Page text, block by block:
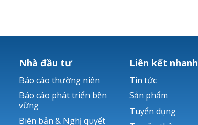
Nhà đầu tư
Báo cáo thường niên
Báo cáo phát triển bền
vững
Biên bản & Nghị quyết
Liên kết nhanh
Tin tức
Sản phẩm
Tuyển dụng